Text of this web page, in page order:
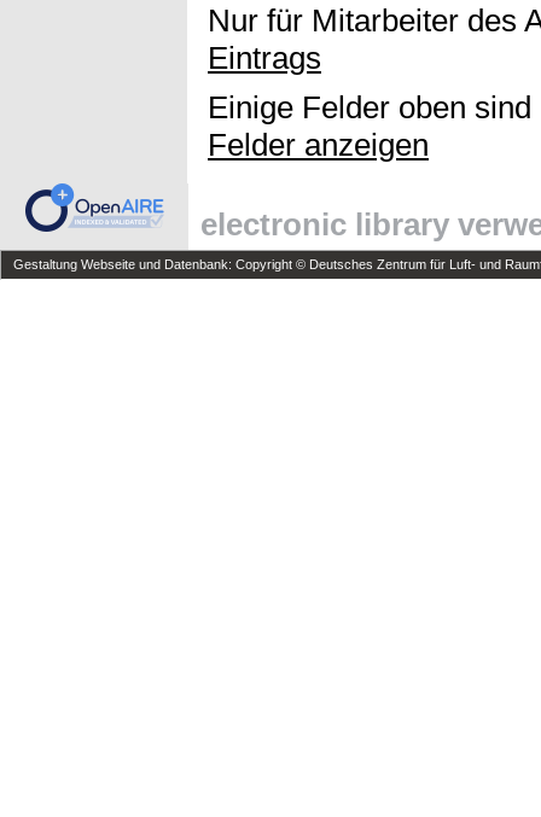
Nur für Mitarbeiter des
Eintrags
Einige Felder oben
Felder anzeigen
electronic library
Gestaltung Webseite und Datenbank: Copyright © Deutsches Zentrum für Luft- und